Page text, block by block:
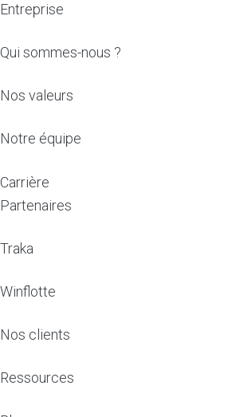
Entreprise
Qui sommes-nous ?
Nos valeurs
Notre équipe
Carrière
Partenaires
Traka
Winflotte
Nos clients
Ressources